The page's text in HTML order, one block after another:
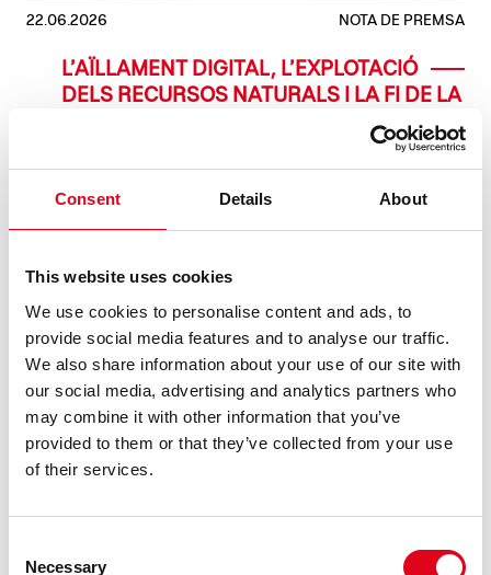
Consent Details About
This website uses cookies
We use cookies to personalise content and ads, to
provide social media features and to analyse our traffic.
We also share information about your use of our site with
our social media, advertising and analytics partners who
may combine it with other information that you’ve
provided to them or that they’ve collected from your use
of their services.
Selection
Necessary
22.06.2026 NOTA DE PREMSA
L’AÏLLAMENT DIGITAL, L’EXPLOTACIÓ
DELS RECURSOS NATURALS I LA FI DE LA
PROTAGONISTES DE LES PROPOSTES
DEL GREC 2026 A LA BROSSA
El 7 i 8 de juliol la companyia neerlandesa Studio Julian
Hetze i la directora Ntando Cele presenten SPAfrica, una
col·lectiu AMAGA, que es podrà veure del 13 al 22 de juliol,
LLEGEIX